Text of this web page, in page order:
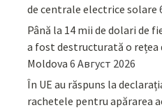
de centrale electrice solare
Până la 14 mii de dolari de
a fost destructurată o rețea
Moldova 6 Август 2026
În UE au răspuns la
rachetele pentru apărarea